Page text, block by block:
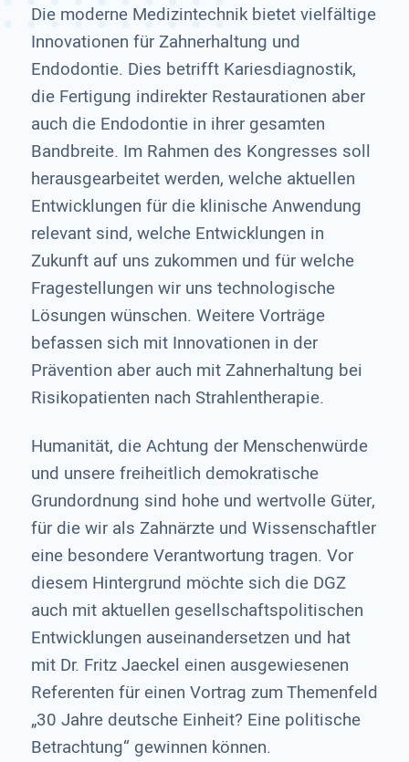
Die moderne Medizintechnik bietet vielfältige
Innovationen für Zahnerhaltung und
Endodontie. Dies betrifft Kariesdiagnostik,
die Fertigung indirekter Restaurationen aber
auch die Endodontie in ihrer gesamten
Bandbreite. Im Rahmen des Kongresses soll
herausgearbeitet werden, welche aktuellen
Entwicklungen für die klinische Anwendung
relevant sind, welche Entwicklungen in
Zukunft auf uns zukommen und für welche
Fragestellungen wir uns technologische
Lösungen wünschen. Weitere Vorträge
befassen sich mit Innovationen in der
Prävention aber auch mit Zahnerhaltung bei
Risikopatienten nach Strahlentherapie.
Humanität, die Achtung der Menschenwürde
und unsere freiheitlich demokratische
Grundordnung sind hohe und wertvolle Güter,
für die wir als Zahnärzte und Wissenschaftler
eine besondere Verantwortung tragen. Vor
diesem Hintergrund möchte sich die DGZ
auch mit aktuellen gesellschaftspolitischen
Entwicklungen auseinandersetzen und hat
mit Dr. Fritz Jaeckel einen ausgewiesenen
Referenten für einen Vortrag zum Themenfeld
„30 Jahre deutsche Einheit? Eine politische
Betrachtung“ gewinnen können.